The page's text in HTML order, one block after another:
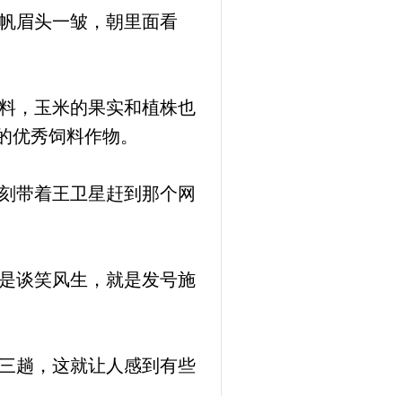
眉头一皱，朝里面看
，玉米的果实和植株也
秀饲料作物。
带着王卫星赶到那个网
谈笑风生，就是发号施
趟，这就让人感到有些